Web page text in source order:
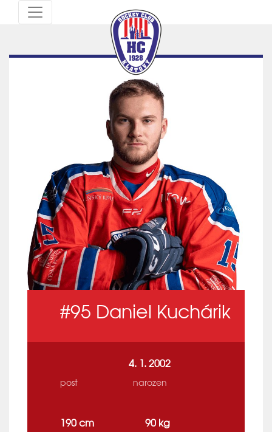
#95 Daniel Kuchárik
post
4. 1. 2002
narozen
190 cm 90 kg